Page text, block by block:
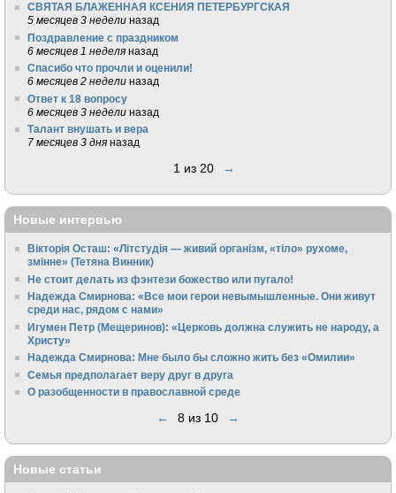
СВЯТАЯ БЛАЖЕННАЯ КСЕНИЯ ПЕТЕРБУРГСКАЯ
5 месяцев 3 недели назад
Поздравление с праздником
6 месяцев 1 неделя назад
Спасибо что прочли и оценили!
6 месяцев 2 недели назад
Ответ к 18 вопросу
6 месяцев 3 недели назад
Талант внушать и вера
7 месяцев 3 дня назад
1 из 20 →
Новые интервью
Вікторія Осташ: «Літстудія — живий організм, «тіло» рухоме,
змінне» (Тетяна Винник)
Не стоит делать из фэнтези божество или пугало!
Надежда Смирнова: «Все мои герои невымышленные. Они живут
среди нас, рядом с нами»
Игумен Петр (Мещеринов): «Церковь должна служить не народу, а
Христу»
Надежда Смирнова: Мне было бы сложно жить без «Омилии»
Семья предполагает веру друг в друга
О разобщенности в православной среде
← 8 из 10 →
Новые статьи